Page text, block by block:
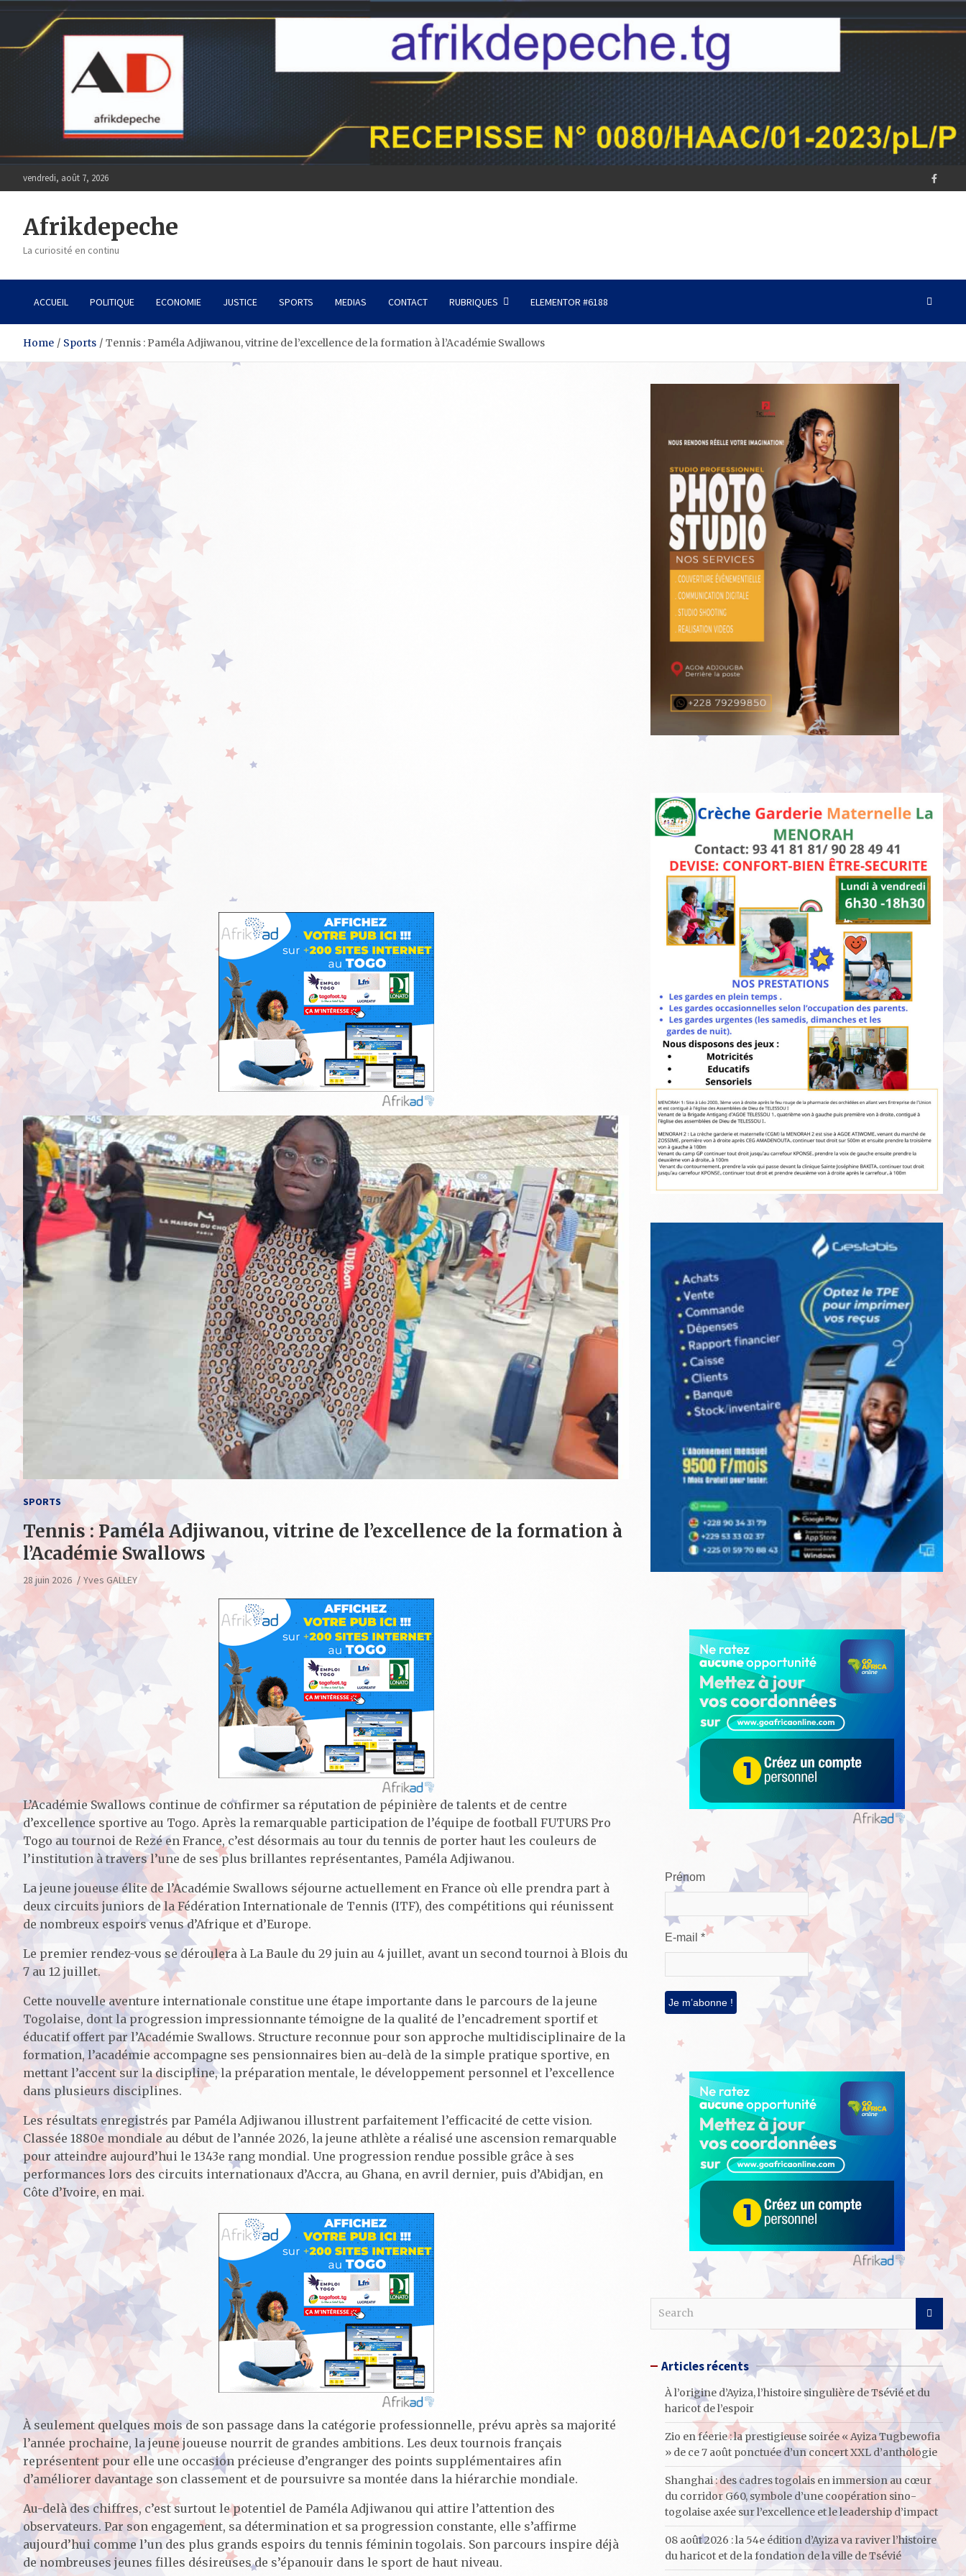
Skip
content
vendredi, août 7, 2026
Afrikdepeche
La curiosité en continu
ACCUEIL POLITIQUE ECONOMIE JUSTICE SPORTS MEDIAS CONTACT RUBRIQUES ELEMENTOR #6188
Home Sports Tennis : Paméla Adjiwanou, vitrine de l’excellence de la formation à l’Académie Swallows
SPORTS
Tennis : Paméla Adjiwanou, vitrine de l’excellence de la formation à
l’Académie Swallows
28 juin 2026 Yves GALLEY
L’Académie Swallows continue de confirmer sa réputation de pépinière de talents et de centre
d’excellence sportive au Togo. Après la remarquable participation de l’équipe de football FUTURS Pro
Togo au tournoi de Rezé en France, c’est désormais au tour du tennis de porter haut les couleurs de
l’institution à travers l’une de ses plus brillantes représentantes, Paméla Adjiwanou.
La jeune joueuse élite de l’Académie Swallows séjourne actuellement en France où elle prendra part à
deux circuits juniors de la Fédération Internationale de Tennis (ITF), des compétitions qui réunissent
de nombreux espoirs venus d’Afrique et d’Europe.
Le premier rendez-vous se déroulera à La Baule du 29 juin au 4 juillet, avant un second tournoi à Blois du
7 au 12 juillet.
Cette nouvelle aventure internationale constitue une étape importante dans le parcours de la jeune
Togolaise, dont la progression impressionnante témoigne de la qualité de l’encadrement sportif et
éducatif offert par l’Académie Swallows. Structure reconnue pour son approche multidisciplinaire de la
formation, l’académie accompagne ses pensionnaires bien au-delà de la simple pratique sportive, en
mettant l’accent sur la discipline, la préparation mentale, le développement personnel et l’excellence
dans plusieurs disciplines.
Les résultats enregistrés par Paméla Adjiwanou illustrent parfaitement l’efficacité de cette vision.
Classée 1880e mondiale au début de l’année 2026, la jeune athlète a réalisé une ascension remarquable
pour atteindre aujourd’hui le 1343e rang mondial. Une progression rendue possible grâce à ses
performances lors des circuits internationaux d’Accra, au Ghana, en avril dernier, puis d’Abidjan, en
Côte d’Ivoire, en mai.
À seulement quelques mois de son passage dans la catégorie professionnelle, prévu après sa majorité
l’année prochaine, la jeune joueuse nourrit de grandes ambitions. Les deux tournois français
représentent pour elle une occasion précieuse d’engranger des points supplémentaires afin
d’améliorer davantage son classement et de poursuivre sa montée dans la hiérarchie mondiale.
Au-delà des chiffres, c’est surtout le potentiel de Paméla Adjiwanou qui attire l’attention des
observateurs. Par son engagement, sa détermination et sa progression constante, elle s’affirme
aujourd’hui comme l’un des plus grands espoirs du tennis féminin togolais. Son parcours inspire déjà
de nombreuses jeunes filles désireuses de s’épanouir dans le sport de haut niveau.
Prénom
E-mail*
c Articles récents
À l’origine d’Ayiza, l’histoire singulière de Tsévié et du
haricot de l’espoir
Zio en féerie : la prestigieuse soirée « Ayiza Tugbewofia
» de ce 7 août ponctuée d’un concert XXL d’anthologie
Shanghai : des cadres togolais en immersion au cœur
du corridor G60, symbole d’une coopération sino-
togolaise axée sur l’excellence et le leadership d’impact
08 août 2026 : la 54e édition d’Ayiza va raviver l’histoire
du haricot et de la fondation de la ville de Tsévié